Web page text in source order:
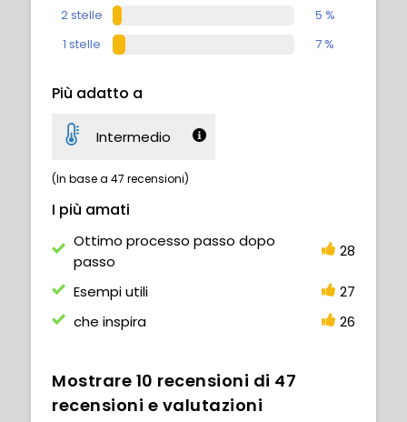
2 stelle
5 %
1 stelle
7 %
Più adatto a
Intermedio
(In base a 47 recensioni)
I più amati
Ottimo processo passo dopo
passo
28
Esempi utili
27
che inspira
26
Mostrare 10 recensioni di 47
recensioni e valutazioni